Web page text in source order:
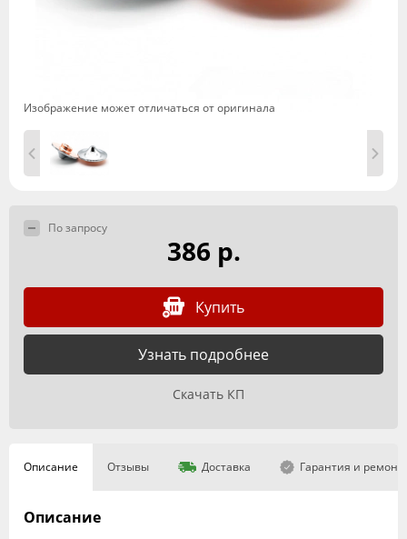
Изображение может отличаться от оригинала
По запросу
386 р.
Купить
Узнать подробнее
Скачать КП
Описание Отзывы Доставка Гарантия и ремонт
Описание